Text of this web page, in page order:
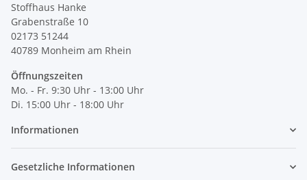
Stoffhaus Hanke
Grabenstraße 10
02173 51244
40789 Monheim am Rhein
Öffnungszeiten
Mo. - Fr. 9:30 Uhr - 13:00 Uhr
Di. 15:00 Uhr - 18:00 Uhr
Informationen
Gesetzliche Informationen